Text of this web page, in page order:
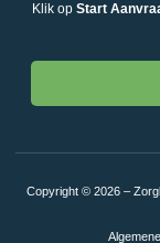
Klik op Start
Copyright © 2026 –